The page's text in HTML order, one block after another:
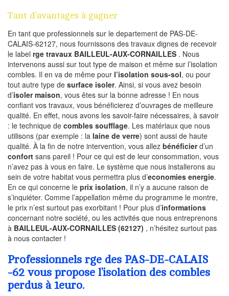
Tant d’avantages à gagner
En tant que professionnels sur le departement de PAS-DE-
CALAIS-62127, nous fournissons des travaux dignes de recevoir
le label rge travaux BAILLEUL-AUX-CORNAILLES . Nous
intervenons aussi sur tout type de maison et même sur l’isolation
combles. Il en va de même pour l’isolation sous-sol, ou pour
tout autre type de surface isoler. Ainsi, si vous avez besoin
d’isoler maison, vous êtes sur la bonne adresse ! En nous
confiant vos travaux, vous bénéficierez d’ouvrages de meilleure
qualité. En effet, nous avons les savoir-faire nécessaires, à savoir
: le technique de combles soufflage. Les matériaux que nous
utilisons (par exemple : la laine de verre) sont aussi de haute
qualité. À la fin de notre intervention, vous allez bénéficierd’un
confort sans pareil ! Pour ce qui est de leur consommation, vous
n’avez pas à vous en faire. Le système que nous installerons au
sein de votre habitat vous permettra plus d’economies energie.
En ce qui concerne le prix isolation, il n’y a aucune raison de
s’inquiéter. Comme l’appellation même du programme le montre,
le prix n’est surtout pas exorbitant ! Pour plus d’informations
concernant notre société, ou les activités que nous entreprenons
à BAILLEUL-AUX-CORNAILLES (62127) , n’hésitez surtout pas
à nous contacter !
Professionnels rge des PAS-DE-CALAIS
-62 vous propose l’isolation des combles
perdus à 1euro.